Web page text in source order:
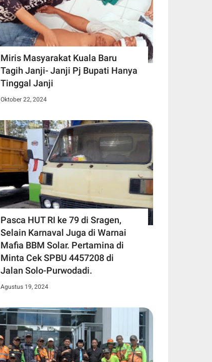
Miris Masyarakat Kuala Baru
Tagih Janji- Janji Pj Bupati Hanya
Tinggal Janji
Oktober 22, 2024
Pasca HUT RI ke 79 di Sragen,
Selain Karnaval Juga di Warnai
Mafia BBM Solar. Pertamina di
Minta Cek SPBU 4457208 di
Jalan Solo-Purwodadi.
Agustus 19, 2024